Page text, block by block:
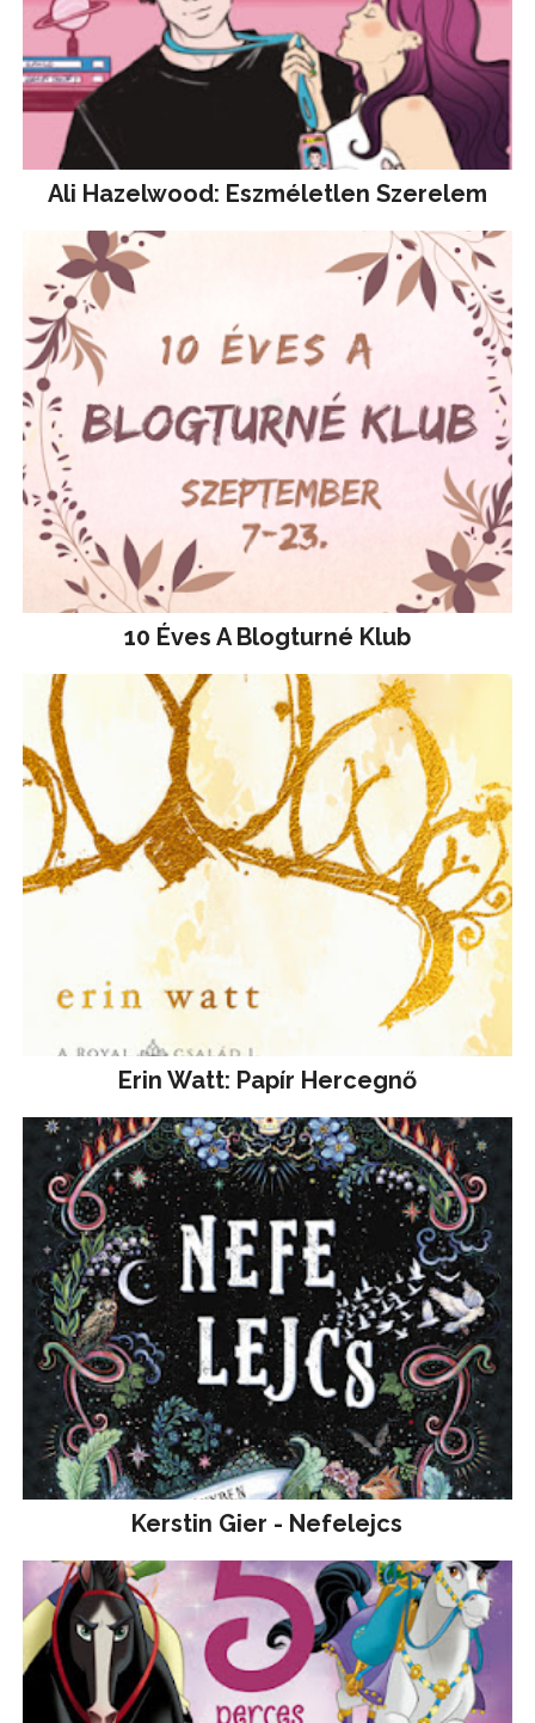
Ali Hazelwood: Eszméletlen Szerelem
10 Éves A Blogturné Klub
Erin Watt: Papír Hercegnő
Kerstin Gier - Nefelejcs